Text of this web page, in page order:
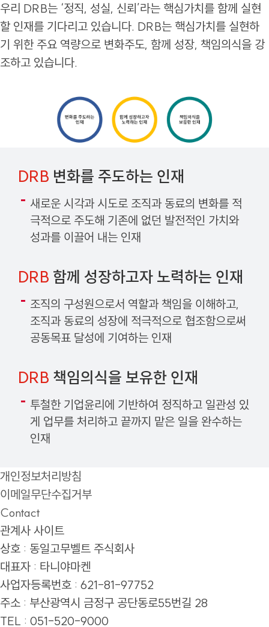
우리 DRB는 ‘정직, 성실, 신뢰’라는 핵심가치를 함께 실현
할 인재를 기다리고 있습니다. DRB는 핵심가치를 실현하
기 위한 주요 역량으로 변화주도, 함께 성장, 책임의식을 강
조하고 있습니다.
DRB 변화를 주도하는 인재
새로운 시각과 시도로 조직과 동료의 변화를 적
극적으로 주도해 기존에 없던 발전적인 가치와
성과를 이끌어 내는 인재
DRB 함께 성장하고자 노력하는 인재
조직의 구성원으로서 역할과 책임을 이해하고,
조직과 동료의 성장에 적극적으로 협조함으로써
공동목표 달성에 기여하는 인재
DRB 책임의식을 보유한 인재
투철한 기업윤리에 기반하여 정직하고 일관성 있
게 업무를 처리하고 끝까지 맡은 일을 완수하는
인재
개인정보처리방침
이메일무단수집거부
Contact
관계사 사이트
상호 : 동일고무벨트 주식회사
대표자 : 타니야마켄
사업자등록번호 : 621-81-97752
주소 : 부산광역시 금정구 공단동로55번길 28
TEL : 051-520-9000